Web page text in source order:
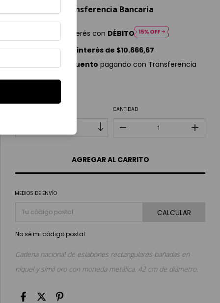
Transferencia Bancaria
Cuotas SIN interés con DÉBITO
3cuotas sin interés de $10.666,67
10% de descuento pagando con Transferencia
CANTIDAD
MEDIOS DE ENVÍO
CALCULAR
No sé mi código postal
Cadena nacional de eslabones rectangulares bañadas en
níquel y símil oro con moneda metálica. 42 cm de diámetro.